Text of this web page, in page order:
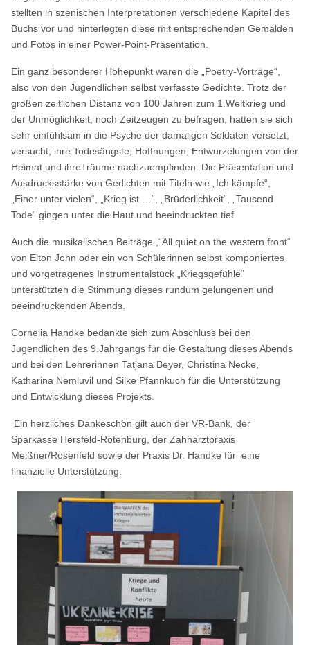
stellten in szenischen Interpretationen verschiedene Kapitel des
Buchs vor und hinterlegten diese mit entsprechenden Gemälden
und Fotos in einer Power-Point-Präsentation.
Ein ganz besonderer Höhepunkt waren die „Poetry-Vorträge“,
also von den Jugendlichen selbst verfasste Gedichte. Trotz der
großen zeitlichen Distanz von 100 Jahren zum 1.Weltkrieg und
der Unmöglichkeit, noch Zeitzeugen zu befragen, hatten sie sich
sehr einfühlsam in die Psyche der damaligen Soldaten versetzt,
versucht, ihre Todesängste, Hoffnungen, Entwurzelungen von der
Heimat und ihreTräume nachzuempfinden. Die Präsentation und
Ausdrucksstärke von Gedichten mit Titeln wie „Ich kämpfe“,
„Einer unter vielen“, „Krieg ist …“, „Brüderlichkeit“, „Tausend
Tode“ gingen unter die Haut und beeindruckten tief.
Auch die musikalischen Beiträge ,“All quiet on the western front“
von Elton John oder ein von Schülerinnen selbst komponiertes
und vorgetragenes Instrumentalstück „Kriegsgefühle“
unterstützten die Stimmung dieses rundum gelungenen und
beeindruckenden Abends.
Cornelia Handke bedankte sich zum Abschluss bei den
Jugendlichen des 9.Jahrgangs für die Gestaltung dieses Abends
und bei den Lehrerinnen Tatjana Beyer, Christina Necke,
Katharina Nemluvil und Silke Pfannkuch für die Unterstützung
und Entwicklung dieses Projekts.
Ein herzliches Dankeschön gilt auch der VR-Bank, der
Sparkasse Hersfeld-Rotenburg, der Zahnarztpraxis
Meißner/Rosenfeld sowie der Praxis Dr. Handke für eine
finanzielle Unterstützung.